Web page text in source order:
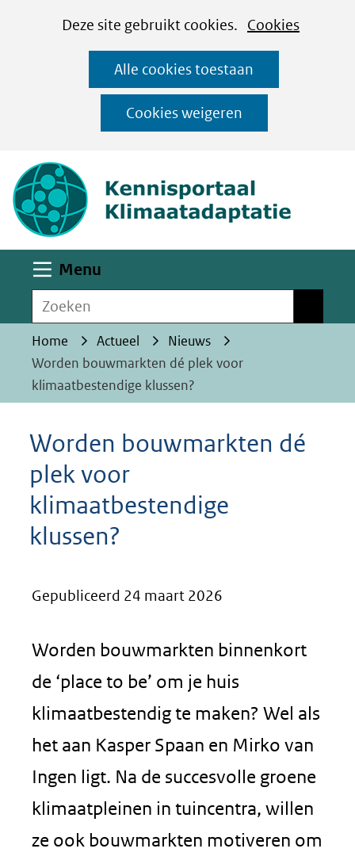
CookiesDeze site gebruikt cookies. Cookies
op
deze
website
worden
toegestaan
geweigerd.
Alle cookies toestaan
Cookies weigeren
Ga
naar
de
inhoud
Menu
Zoeken
Home Actueel
Nieuws
Worden bouwmarkten dé plek voor
klimaatbestendige klussen?
Worden bouwmarkten dé
plek voor
klimaatbestendige
klussen?
Gepubliceerd 24 maart 2026
Worden bouwmarkten binnenkort
de ‘place to be’ om je huis
klimaatbestendig te maken? Wel als
het aan Kasper Spaan en Mirko van
Ingen ligt. Na de succesvolle groene
klimaatpleinen in tuincentra, willen
ze ook bouwmarkten motiveren om